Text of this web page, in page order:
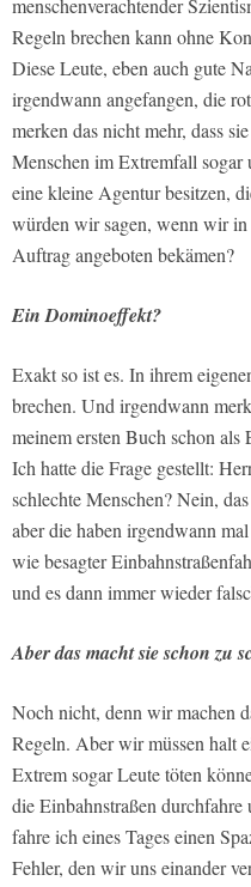
menschenverachtender
Regeln brechen kann ohne
Diese Leute, eben auch gute
irgendwann angefangen, die
merken das nicht mehr, dass
Menschen im Extremfall
eine kleine Agentur besitzen,
würden wir sagen, wenn wir
Auftrag angeboten bekämen?
Ein Dominoeffekt?
Exakt so ist es. In ihrem
brechen. Und irgendwann
meinem ersten Buch schon als
Ich hatte die Frage gestellt:
schlechte Menschen? Nein,
aber die haben irgendwann
wie besagter
und es dann immer wieder
Aber das macht sie schon zu
Noch nicht, denn wir machen
Regeln. Aber wir müssen halt
Extrem sogar Leute töten
die Einbahnstraßen
fahre ich eines Tages einen
Fehler, den wir uns einander